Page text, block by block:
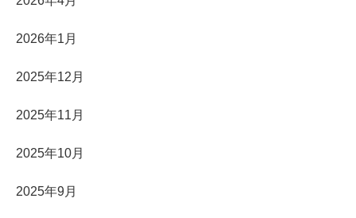
2026年1月
2025年12月
2025年11月
2025年10月
2025年9月